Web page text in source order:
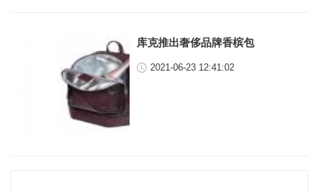
库克推出奢侈品牌香槟包
2021-06-23 12:41:02